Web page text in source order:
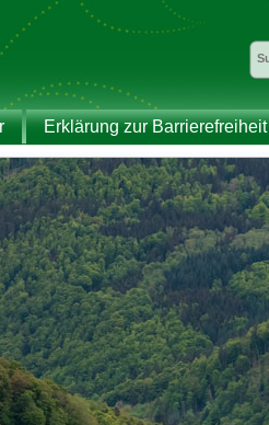
Erklärung zur Barrierefreiheit